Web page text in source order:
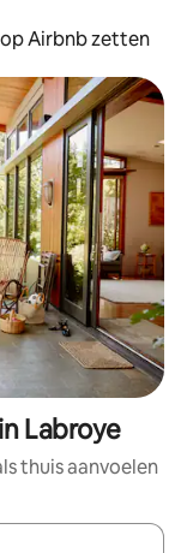
Airbnb zetten
Labroye
thuis aanvoelen